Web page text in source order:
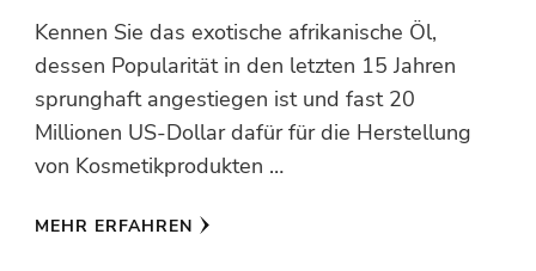
Kennen Sie das exotische afrikanische Öl,
dessen Popularität in den letzten 15 Jahren
sprunghaft angestiegen ist und fast 20
Millionen US-Dollar dafür für die Herstellung
von Kosmetikprodukten …
MEHR ERFAHREN